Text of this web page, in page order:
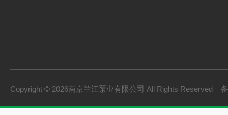
Copyright © 2026南京兰江泵业有限公司 All Rights Reserved